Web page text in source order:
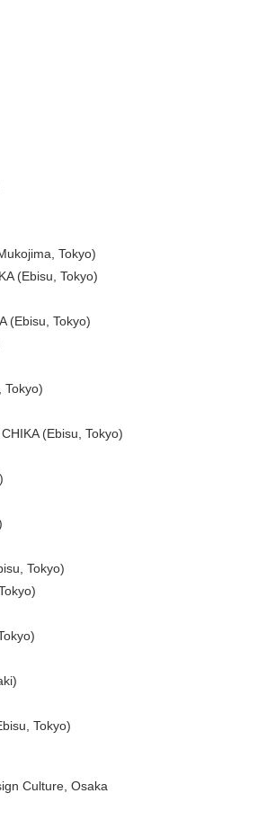
Tokyo)
(Ebisu, Tokyo)
(Ebisu, Tokyo)
Tokyo)
(Ebisu, Tokyo)
Tokyo)
Tokyo)
Culture, Osaka